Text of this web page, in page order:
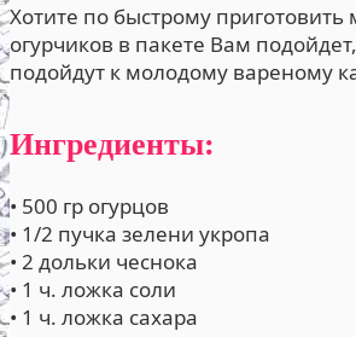
Хотите по быстрому
огурчиков в пакете Вам
подойдут к молодому вареному
Ингредиенты:
• 500 гр огурцов
• 1/2 пучка зелени укропа
• 2 дольки чеснока
• 1 ч. ложка соли
• 1 ч. ложка сахара